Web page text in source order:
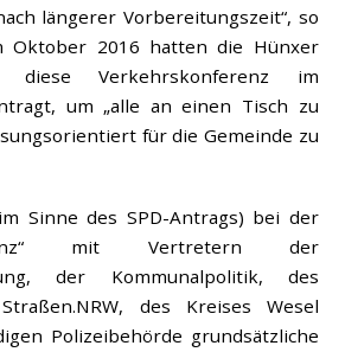
längerer Vorbereitungszeit“, so
Oktober 2016 hatten die Hünxer
diese Verkehrskonferenz im
um „alle an einen Tisch zu
für die Gemeinde zu
Sinne des SPD-Antrags) bei der
mit Vertretern der
der Kommunalpolitik, des
des Kreises Wesel
Polizeibehörde grundsätzliche